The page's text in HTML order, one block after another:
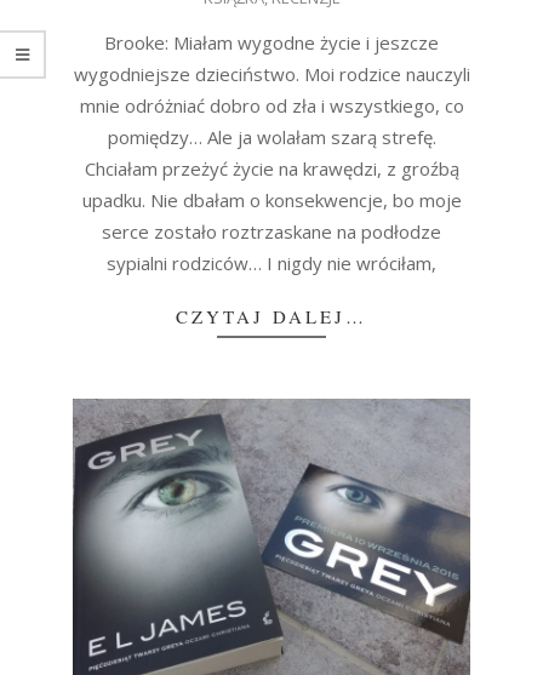
Brooke: Miałam wygodne życie i jeszcze
wygodniejsze dzieciństwo. Moi rodzice nauczyli
mnie odróżniać dobro od zła i wszystkiego, co
pomiędzy… Ale ja wolałam szarą strefę.
Chciałam przeżyć życie na krawędzi, z groźbą
upadku. Nie dbałam o konsekwencje, bo moje
serce zostało roztrzaskane na podłodze
sypialni rodziców… I nigdy nie wróciłam,
CZYTAJ DALEJ…